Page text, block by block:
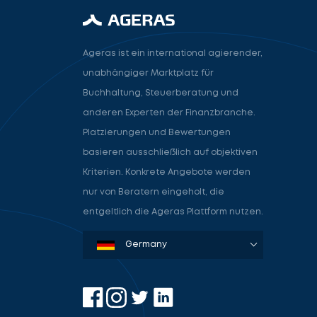
Ageras ist ein international agierender,
unabhängiger Marktplatz für
Buchhaltung, Steuerberatung und
anderen Experten der Finanzbranche.
Platzierungen und Bewertungen
basieren ausschließlich auf objektiven
Kriterien. Konkrete Angebote werden
nur von Beratern eingeholt, die
entgeltlich die Ageras Plattform nutzen.
Denmark
Sweden
Norway
Netherlands
Germany
USA